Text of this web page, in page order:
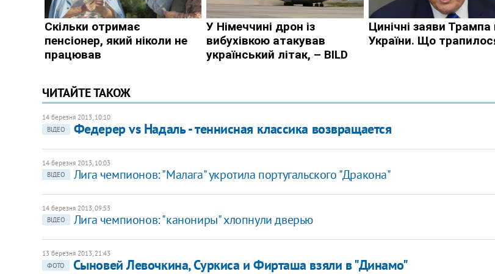
ЧИТАЙТЕ ТАКОЖ
14 березня 2013, 10:10
ВІДЕО
​Федерер vs Надаль - теннисная классика возвращается
14 березня 2013, 10:03
ВІДЕО
Лига чемпионов: "Малага" укротила португальского "Дракона"
14 березня 2013, 09:53
ВІДЕО
Лига чемпионов: "канониры" хлопнули дверью
13 березня 2013, 21:43
ФОТО
​Сыновей Левочкина, Суркиса и Фирташа взяли в "Динамо"